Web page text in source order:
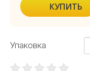
КУПИТЬ
Упаковка